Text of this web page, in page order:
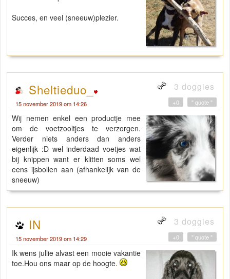
Succes, en veel (sneeuw)plezier.
Sheltieduo_ 3 doggies
15 november 2019 om 14:26 " quote "
+0
Wij nemen enkel een productje mee
om de voetzooltjes te verzorgen.
Verder niets anders dan anders
eigenlijk :D wel inderdaad voetjes wat
bij knippen want er klitten soms wel
eens ijsbollen aan (afhankelijk van de
sneeuw)
IN 3 doggies
15 november 2019 om 14:29 " quote "
+0
Ik wens jullie alvast een mooie vakantie
toe.Hou ons maar op de hoogte.